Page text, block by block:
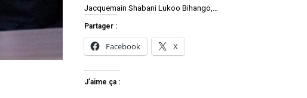
Jacquemain Shabani Lukoo Bihango,…
Partager :
Facebook X
J’aime ça :